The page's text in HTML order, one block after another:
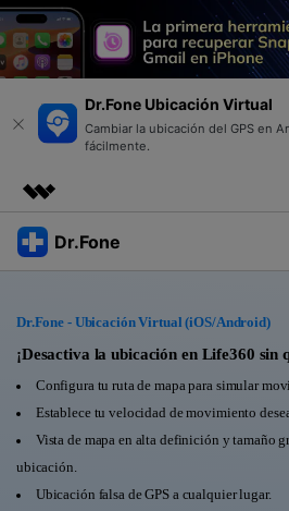
Dr.Fone Ubicación Virtual
Cambiar la ubicación del GPS en
fácilmente.
Productos destacados
Soluciones
Quiénes somos
Dr.Fone
Ver Kit Completo >
Productos
Para PC
Para Celular
Recursos
Descubre lo mejor de Dr.Fone
Blog
Dr.Fone - Ubicación Virtual (iOS/Android)
¡Desactiva la ubicación en Life360 sin
Configura tu ruta de mapa para simular
Establece tu velocidad de movimiento
Vista de mapa en alta definición y tamaño
ubicación.
Ubicación falsa de GPS a cualquier lugar.